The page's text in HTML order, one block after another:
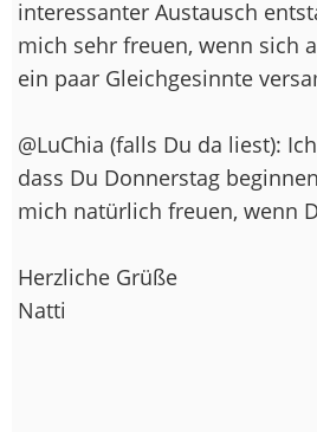
interessanter Austausch
mich sehr freuen, wenn sich
ein paar Gleichgesinnte
@LuChia (falls Du da liest):
dass Du Donnerstag
mich natürlich freuen, wenn
Herzliche Grüße
Natti